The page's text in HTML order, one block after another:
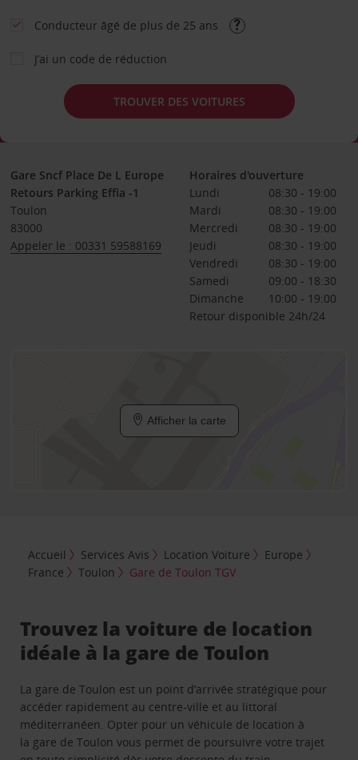
Conducteur âgé de plus de 25 ans
J’ai un code de réduction
TROUVER DES VOITURES
Gare Sncf Place De L Europe
Retours Parking Effia -1
Toulon
83000
Appeler le : 00331 59588169
Horaires d'ouverture
Lundi
08:30 - 19:00
Mardi
08:30 - 19:00
Mercredi
08:30 - 19:00
Jeudi
08:30 - 19:00
Vendredi
08:30 - 19:00
Samedi
09:00 - 18:30
Dimanche
10:00 - 19:00
Retour disponible 24h/24
Afficher la carte
Accueil Services Avis Location Voiture
Europe
France
Toulon Gare de Toulon TGV
Trouvez la voiture de location
idéale à la gare de Toulon
La gare de Toulon est un point d’arrivée stratégique pour
accéder rapidement au centre-ville et au littoral
méditerranéen. Opter pour un véhicule de location à
la gare de Toulon vous permet de poursuivre votre trajet